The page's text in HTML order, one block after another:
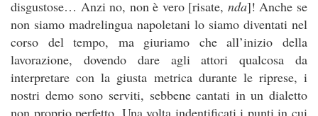
disgustose… Anzi no, non è vero [risate, nda]! Anche se
non siamo madrelingua napoletani lo siamo diventati nel
corso del tempo, ma giuriamo che all’inizio della
lavorazione, dovendo dare agli attori qualcosa da
interpretare con la giusta metrica durante le riprese, i
nostri demo sono serviti, sebbene cantati in un dialetto
non proprio perfetto. Una volta indentificati i punti in cui